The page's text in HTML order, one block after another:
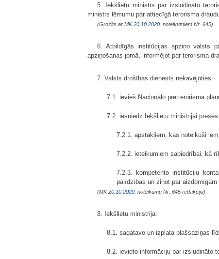
5. Iekšlietu ministrs par izsludināto
ministrs lēmumu par attiecīgā terorisma
(Grozīts ar MK20.10.2020. noteikumiem Nr. 645)
6. Atbildīgās institūcijas apziņo valsts
apziņošanas jomā, informējot par terorisma
7. Valsts drošības dienests nekavējoties:
7.1. ievieš Nacionālo pretterorisma
7.2. iesniedz Iekšlietu ministrijai
7.2.1. apstākļiem, kas noteikuši
7.2.2. ieteikumiem sabiedrībai, kā
7.2.3. kompetento institūciju
palīdzības un ziņot par
(MK20.10.2020. noteikumu Nr. 645 redakcijā)
8. Iekšlietu ministrija:
8.1. sagatavo un izplata plašsaziņas
8.2. ievieto informāciju par izsludināto